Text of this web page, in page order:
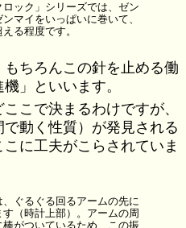
ック」シリーズでは、ゼン
マイをいっぱいに巻いて、
る程度です。
ちろんこの針を止める働
」といいます。
こで決まるわけですが、
動く性質）が発見される
に工夫がこらされていま
ぐるぐる回るアームの先に
（時計上部）。アームの周
がついているため、この振